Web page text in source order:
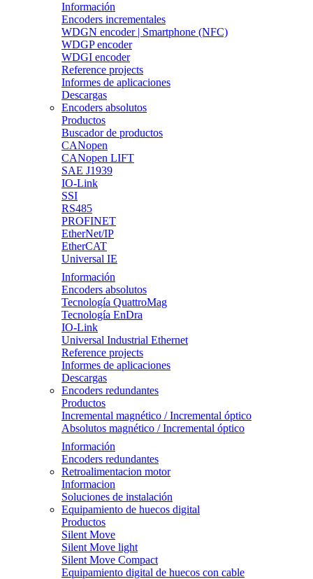
Información
Encoders incrementales
WDGN encoder | Smartphone (NFC)
WDGP encoder
WDGI encoder
Reference projects
Informes de aplicaciones
Descargas
Encoders absolutos
Productos
Buscador de productos
CANopen
CANopen LIFT
SAE J1939
IO-Link
SSI
RS485
PROFINET
EtherNet/IP
EtherCAT
Universal IE
Información
Encoders absolutos
Tecnología QuattroMag
Tecnología EnDra
IO-Link
Universal Industrial Ethernet
Reference projects
Informes de aplicaciones
Descargas
Encoders redundantes
Productos
Incremental magnético / Incremental óptico
Absolutos magnético / Incremental óptico
Información
Encoders redundantes
Retroalimentacion motor
Informacion
Soluciones de instalación
Equipamiento de huecos digital
Productos
Silent Move
Silent Move light
Silent Move Compact
Equipamiento digital de huecos con cable